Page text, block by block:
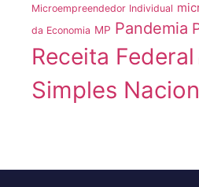
Microempreendedor Individual
da Economia MP Pandemia
Receita Federal
Simples